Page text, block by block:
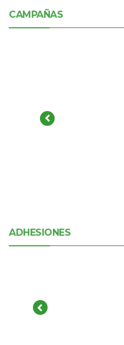
CAMPAÑAS
ADHESIONES